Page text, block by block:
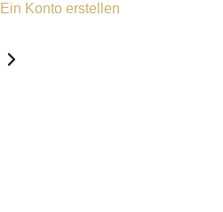
Ein Konto erstellen